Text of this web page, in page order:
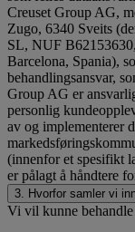
Creuset Group AG,
Zugo, 6340 Sveits
SL, NUF
Barcelona, Spania),
behandlingsansvar,
Group AG er
personlig
av og implementerer
(innenfor et spesifikt
er pålagt å håndtere
3. Hvorfor samler vi
Vi vil kunne